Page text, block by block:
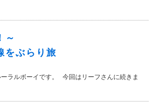
～
をぶらり旅
ラルボーイです。 今回はリーフさんに続きま